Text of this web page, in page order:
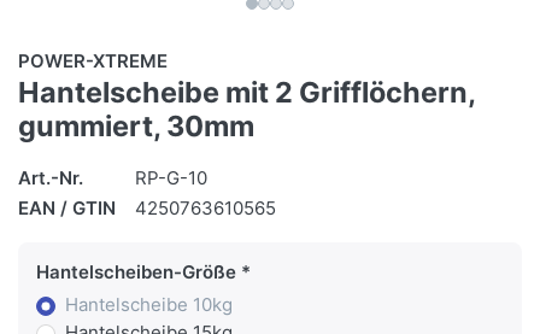
POWER-XTREME
Hantelscheibe mit 2 Grifflöchern,
gummiert, 30mm
Art.-Nr.
RP-G-10
EAN / GTIN
4250763610565
Hantelscheiben-Größe
Hantelscheibe 10kg